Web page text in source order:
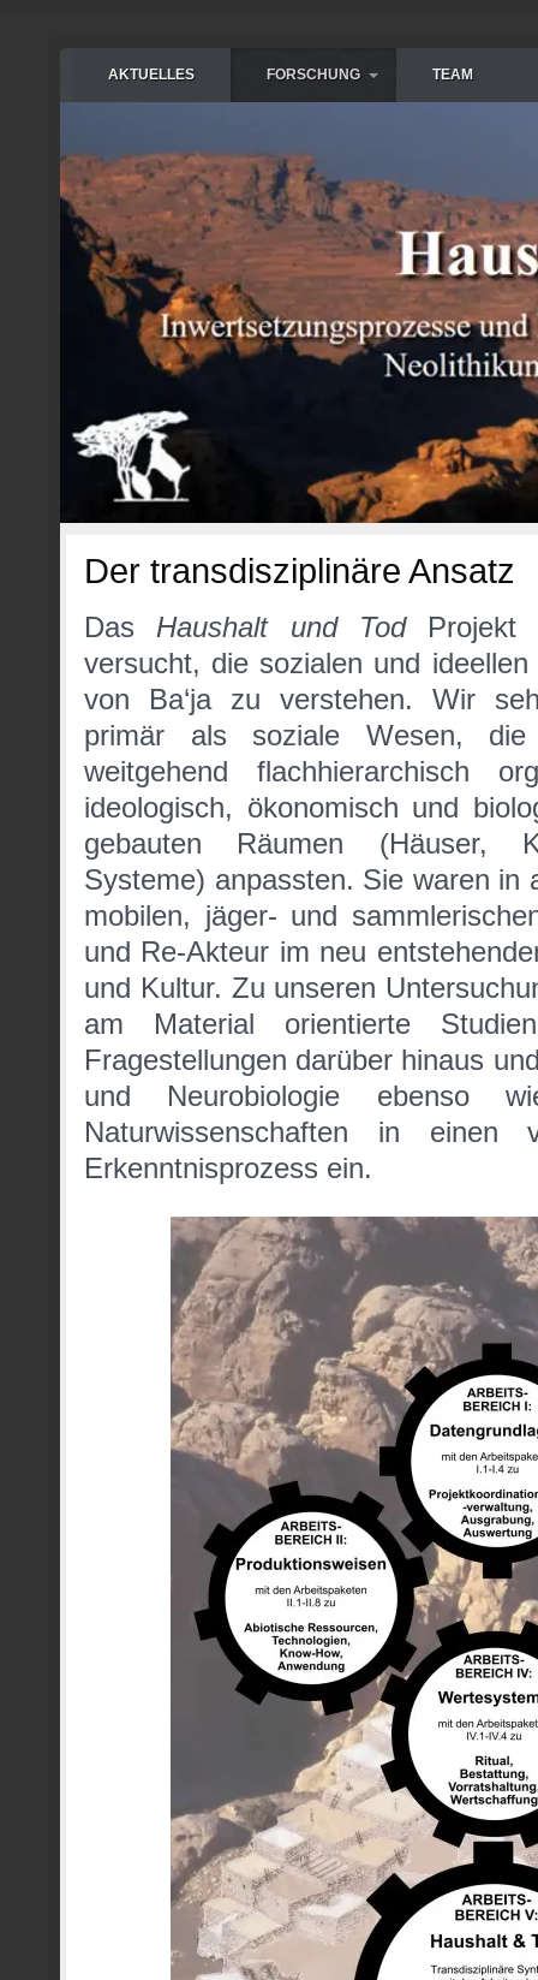
AKTUELLES FORSCHUNG TEAM
Der transdisziplinäre Ansatz
Das Haushalt und TodProjekt
versucht, die sozialen und
von Ba‘ja zu verstehen. Wir
primär als soziale Wesen,
weitgehend flachhierarchisch
ideologisch, ökonomisch und
gebauten Räumen (Häuser,
Systeme) anpassten. Sie waren in
mobilen, jäger- und
und Re-Akteur im neu
und Kultur. Zu unseren
am Material orientierte
Fragestellungen darüber hinaus
und Neurobiologie ebenso
Naturwissenschaften in einen
Erkenntnisprozess ein.